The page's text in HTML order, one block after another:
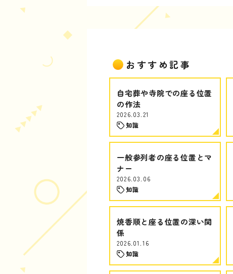
おすすめ記事
自宅葬や寺院での座る位置
の作法
2026.03.21
知識
一般参列者の座る位置とマ
ナー
2026.03.06
知識
焼香順と座る位置の深い関
係
2026.01.16
知識